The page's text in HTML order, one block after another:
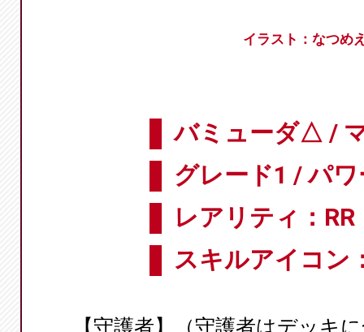
イラスト：なつめ
バミューダ△ /
グレード1 / パ
レアリティ：RR
スキルアイコン
【守護者】（守護者はデッキ